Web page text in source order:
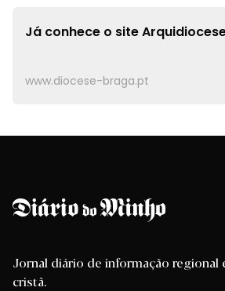
Já conhece o site
www.diocese-braga.pt
Jornal diário de informação regional
cristã.